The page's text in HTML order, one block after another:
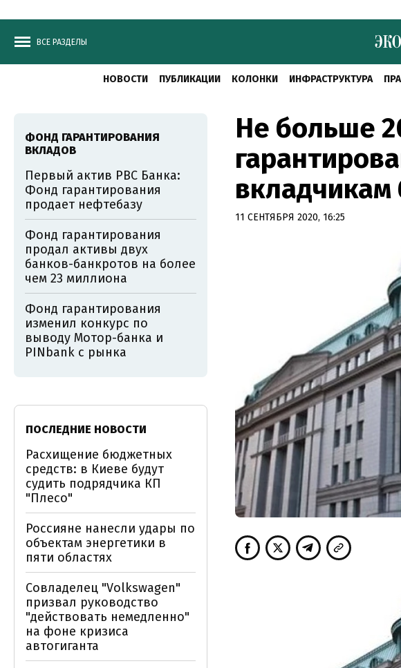
ВСЕ РАЗДЕЛЫ
НОВОСТИ ПУБЛИКАЦИИ КОЛОНКИ ИНФРАСТРУКТУРА
Не больше
11 СЕНТЯБРЯ 2020, 16:25
ФОНД ГАРАНТИРОВАНИЯ
ВКЛАДОВ
Первый актив РВС Банка:
Фонд гарантирования
продает нефтебазу
Фонд гарантирования
продал активы двух
банков-банкротов на более
чем 23 миллиона
Фонд гарантирования
изменил конкурс по
выводу Мотор-банка и
PINbank с рынка
ПОСЛЕДНИЕ НОВОСТИ
Расхищение бюджетных
средств: в Киеве будут
судить подрядчика КП
"Плесо"
Россияне нанесли удары по
объектам энергетики в
пяти областях
Совладелец "Volkswagen"
призвал руководство
"действовать немедленно"
на фоне кризиса
автогиганта